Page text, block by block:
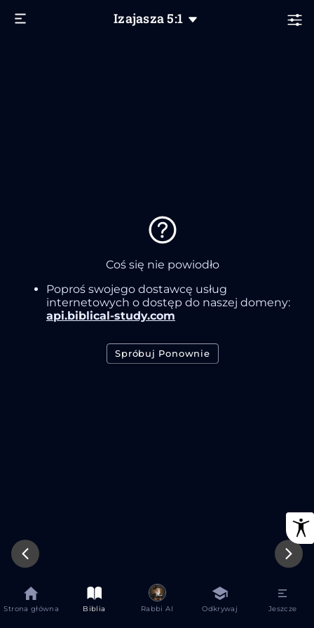
Izajasza5:1
Coś się nie powiodło
Poproś swojego dostawcę usług
internetowych o dostęp do naszej domeny:
api.biblical-study.com
Spróbuj Ponownie
Strona główna Biblia Rabbi AI Odkrywaj Jeszcze